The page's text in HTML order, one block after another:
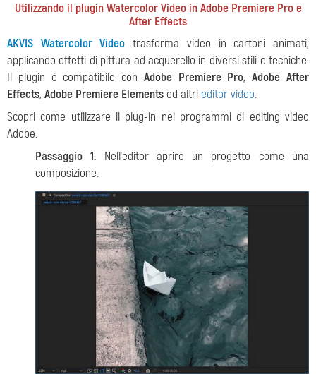
Utilizzando il plugin Watercolor Video in Adobe Premiere Pro e
After Effects
AKVIS Watercolor Video trasforma video in cartoni animati,
applicando effetti di pittura ad acquerello in diversi stili e tecniche.
Il plugin è compatibile con Adobe Premiere Pro,Adobe After
Effects, Adobe Premiere Elements ed altri editor video.
Scopri come utilizzare il plug-in nei programmi di editing video
Adobe:
Passaggio 1. Nell'editor aprire un progetto come una
composizione.